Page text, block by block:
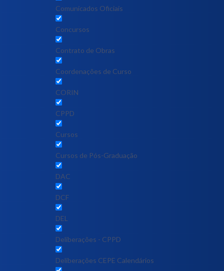
Comunicados Oficiais
Concursos
Contrato de Obras
Coordenações de Curso
CORIN
CPPD
Cursos
Cursos de Pós-Graduação
DAC
DCF
DEL
Deliberações - CPPD
Deliberações CEPE Calendários